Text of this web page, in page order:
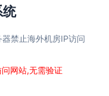
禁止海外机房IP访问
网站,无需验证